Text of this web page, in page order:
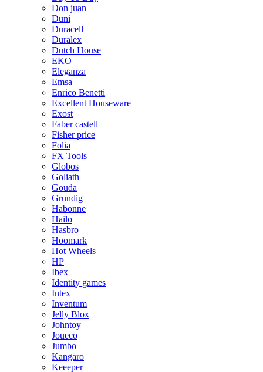
Don juan
Duni
Duracell
Duralex
Dutch House
EKO
Eleganza
Emsa
Enrico Benetti
Excellent Houseware
Exost
Faber castell
Fisher price
Folia
FX Tools
Globos
Goliath
Gouda
Grundig
Habonne
Hailo
Hasbro
Hoomark
Hot Wheels
HP
Ibex
Identity games
Intex
Inventum
Jelly Blox
Johntoy
Joueco
Jumbo
Kangaro
Keeeper